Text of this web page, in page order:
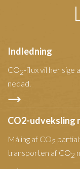
Indledning
CO2-flux vil her sige
nedad.
CO2-udveksling
Måling af CO2
transporten af CO2